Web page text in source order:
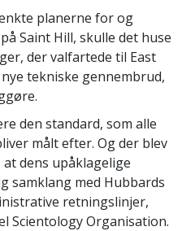
planerne for og
Saint Hill, skulle det huse
der valfartede til East
tekniske gennembrud,
den standard, som alle
målt efter. Og der blev
dens upåklagelige
samklang med Hubbards
retningslinjer,
Scientology Organisation.